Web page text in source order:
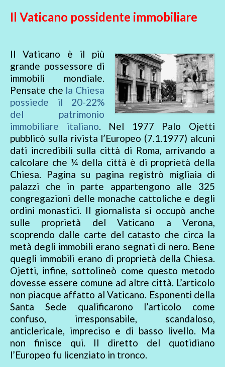
Il Vaticano possidente immobiliare
Il Vaticano è il più
grande possessore di
immobili mondiale.
Pensate che la Chiesa
possiede il 20-22%
del patrimonio
immobiliare italiano. Nel 1977 Palo Ojetti
pubblicò sulla rivista l’Europeo (7.1.1977) alcuni
dati incredibili sulla città di Roma, arrivando a
calcolare che ¼ della città è di proprietà della
Chiesa. Pagina su pagina registrò migliaia di
palazzi che in parte appartengono alle 325
congregazioni delle monache cattoliche e degli
ordini monastici. Il giornalista si occupò anche
sulle proprietà del Vaticano a Verona,
scoprendo dalle carte del catasto che circa la
metà degli immobili erano segnati di nero. Bene
quegli immobili erano di proprietà della Chiesa.
Ojetti, infine, sottolineò come questo metodo
dovesse essere comune ad altre città. L’articolo
non piacque affatto al Vaticano. Esponenti della
Santa Sede qualificarono l’articolo come
confuso, irresponsabile, scandaloso,
anticlericale, impreciso e di basso livello. Ma
non finisce qui. Il diretto del quotidiano
l’Europeo fu licenziato in tronco.